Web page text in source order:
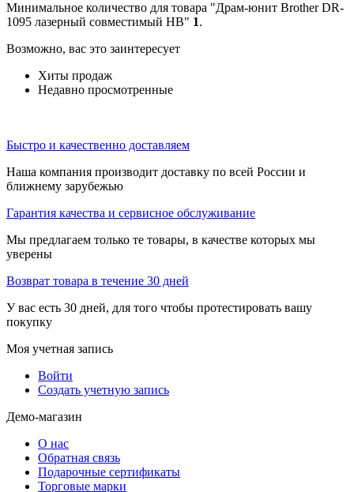
Минимальное количество для товара "Драм-юнит Brother DR-
1095 лазерный совместимый HB" 1.
Возможно, вас это заинтересует
Хиты продаж
Недавно просмотренные
Быстро и качественно доставляем
Наша компания производит доставку по всей России и
ближнему зарубежью
Гарантия качества и сервисное обслуживание
Мы предлагаем только те товары, в качестве которых мы
уверены
Возврат товара в течение 30 дней
У вас есть 30 дней, для того чтобы протестировать вашу
покупку
Моя учетная запись
Войти
Создать учетную запись
Демо-магазин
О нас
Обратная связь
Подарочные сертификаты
Торговые марки